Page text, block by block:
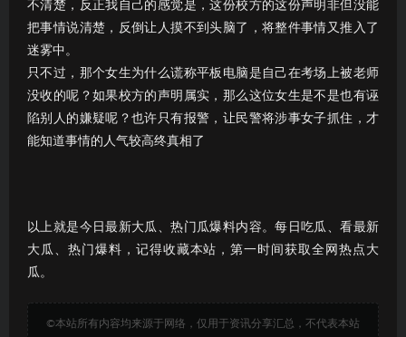
不清楚，反正我自己的感觉是，这份校方的这份声明非但没能
把事情说清楚，反倒让人摸不到头脑了，将整件事情又推入了
迷雾中。
只不过，那个女生为什么谎称平板电脑是自己在考场上被老师
没收的呢？如果校方的声明属实，那么这位女生是不是也有诬
陷别人的嫌疑呢？也许只有报警，让民警将涉事女子抓住，才
能知道事情的人气较高终真相了
以上就是今日最新大瓜、热门瓜爆料内容。每日吃瓜、看最新
大瓜、热门爆料，记得收藏本站，第一时间获取全网热点大
瓜。
©本站所有内容均来源于网络，仅用于资讯分享汇总，不代表本站